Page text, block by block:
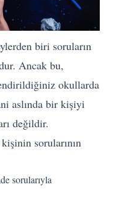
biri soruların
Ancak bu,
okullarda
aslında bir kişiyi
değildir.
sorularının
sorularıyla